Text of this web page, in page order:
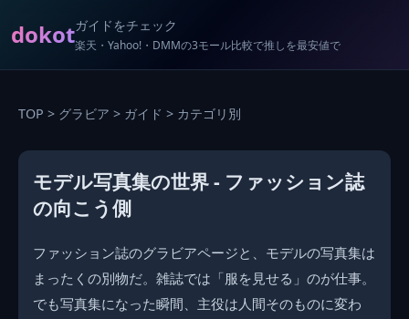
dokotガイドをチェック
楽天・Yahoo!・DMMの3モール比較で推しを最安値で
TOP > グラビア > ガイド > カテゴリ別
モデル写真集の世界 - ファッション誌
の向こう側
ファッション誌のグラビアページと、モデルの写真集は
まったくの別物だ。雑誌では「服を見せる」のが仕事。
でも写真集になった瞬間、主役は人間そのものに変わ